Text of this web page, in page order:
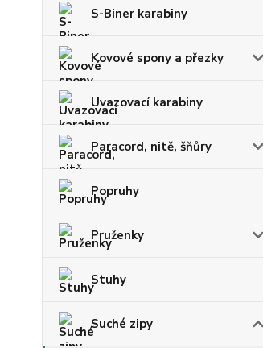
S-Biner karabiny
Kovové spony a přezky
Uvazovací karabiny
Paracord, nitě, šňůry
Popruhy
Pruženky
Stuhy
Suché zipy